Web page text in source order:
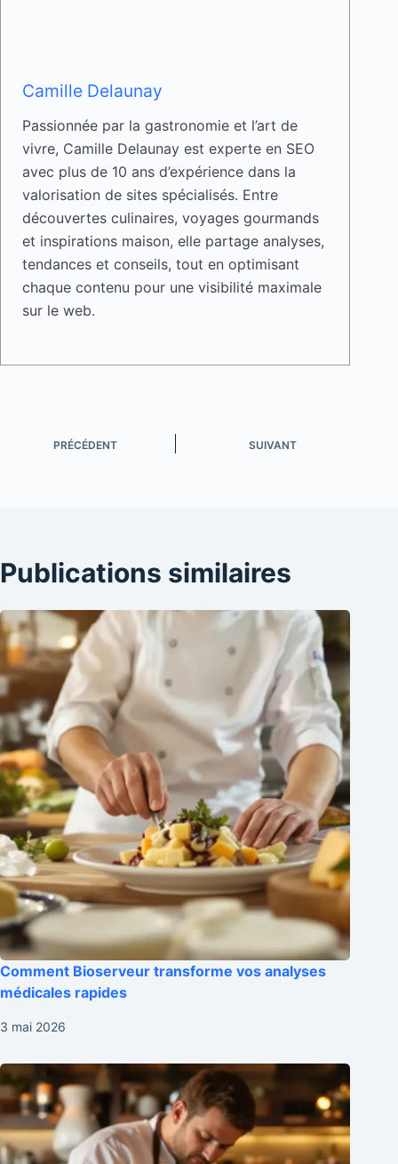
Camille Delaunay
Passionnée par la gastronomie et l’art de
vivre, Camille Delaunay est experte en SEO
avec plus de 10 ans d’expérience dans la
valorisation de sites spécialisés. Entre
découvertes culinaires, voyages gourmands
et inspirations maison, elle partage analyses,
tendances et conseils, tout en optimisant
chaque contenu pour une visibilité maximale
sur le web.
PRÉCÉDENT SUIVANT
Publications similaires
Comment Bioserveur transforme vos analyses
médicales rapides
3 mai 2026